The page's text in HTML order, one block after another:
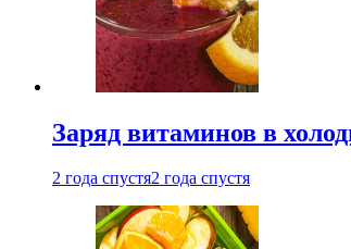
Заряд витаминов в
2 года спустя2 года спустя